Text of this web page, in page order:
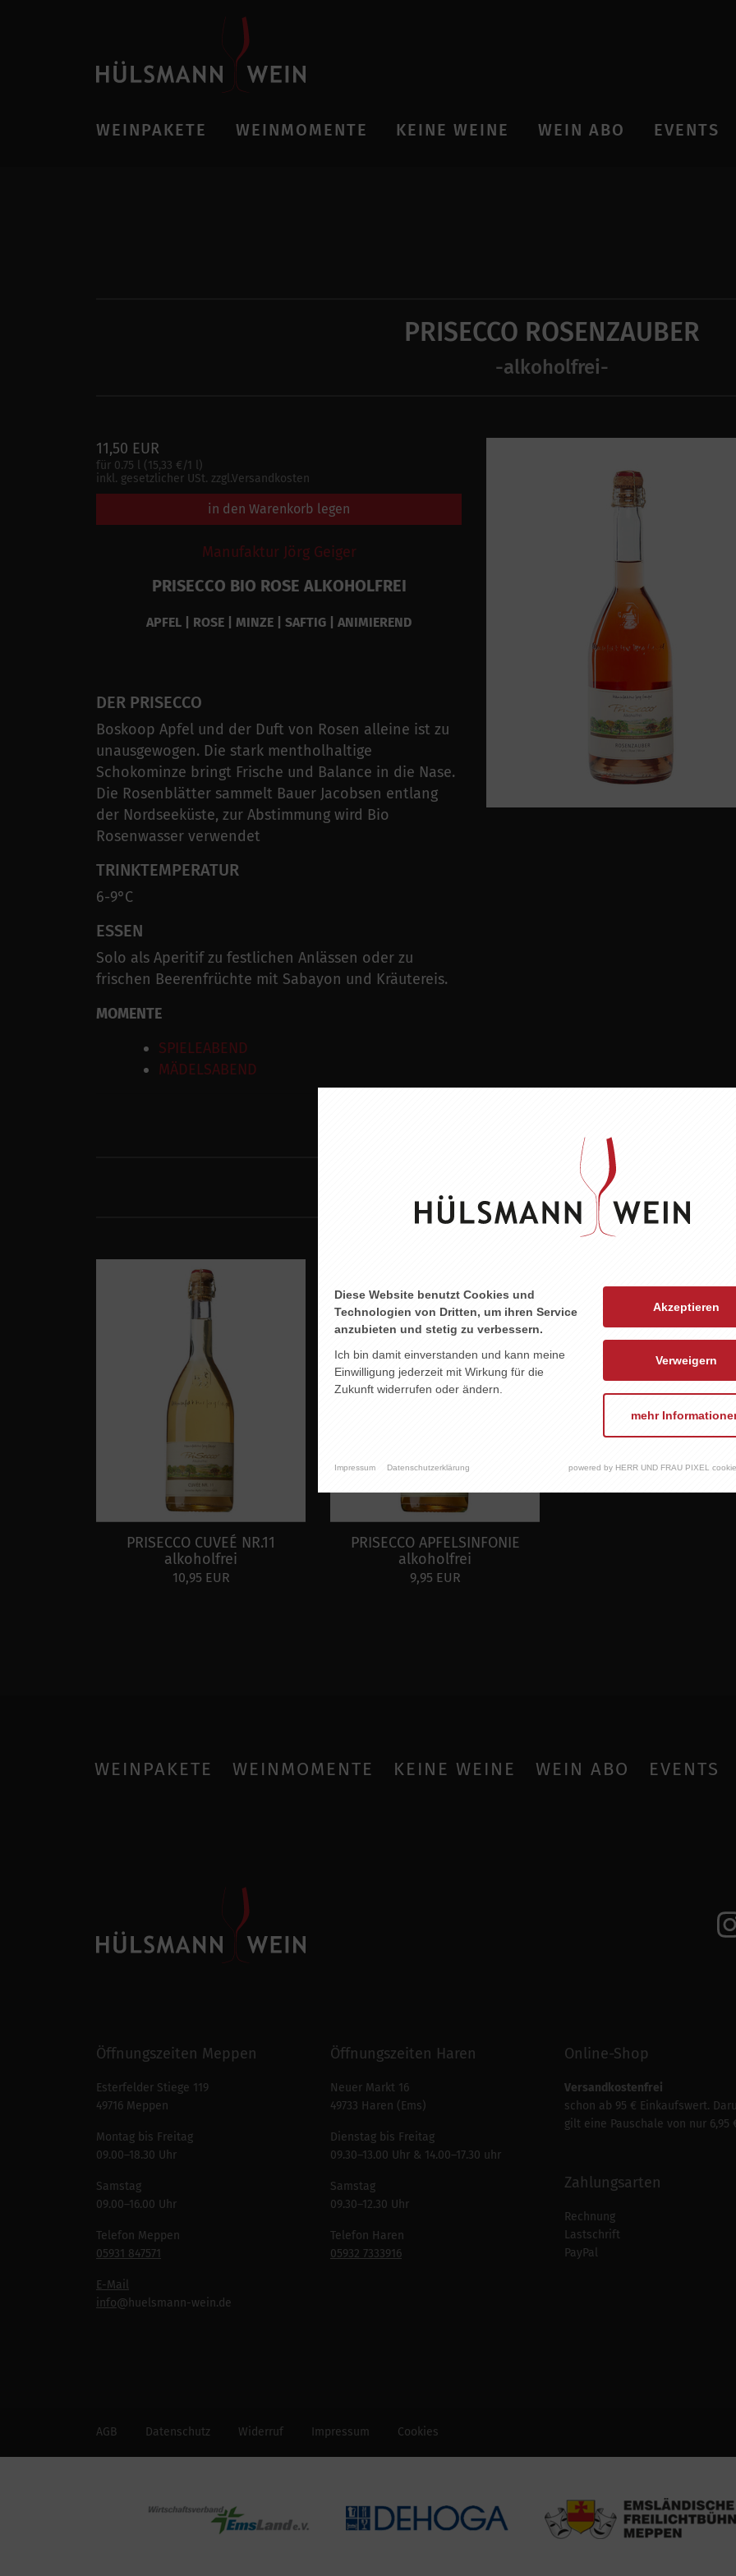
WEINPAKETE WEINMOMENTE KEINE WEINE WEIN ABO EVENTS
PRISECCO ROSENZAUBER
-alkoholfrei-
11,50 EUR
für 0.75 l (15,33 €/1 l)
inkl. gesetzlicher USt. zzgl.Versandkosten
in den Warenkorb legen
Manufaktur Jörg Geiger
PRISECCO BIO ROSE ALKOHOLFREI
APFEL | ROSE | MINZE | SAFTIG | ANIMIEREND
DER PRISECCO
Boskoop Apfel und der Duft von Rosen alleine ist zu
unausgewogen. Die stark mentholhaltige
Schokominze bringt Frische und Balance in die Nase.
Die Rosenblätter sammelt Bauer Jacobsen entlang
der Nordseeküste, zur Abstimmung wird Bio
Rosenwasser verwendet
TRINKTEMPERATUR
6-9°C
ESSEN
Solo als Aperitif zu festlichen Anlässen oder zu
frischen Beerenfrüchte mit Sabayon und Kräutereis.
MOMENTE
SPIELEABEND
MÄDELSABEND
ZU DIESEM PRODUKT PASST ...
PRISECCO CUVEÉ NR.11
alkoholfrei
10,95 EUR
PRISECCO APFELSINFONIE
alkoholfrei
9,95 EUR
WEINPAKETE WEINMOMENTE KEINE WEINE WEIN ABO EVENTS
Öffnungszeiten Meppen
Esterfelder Stiege 119
49716 Meppen
Montag bis Freitag
09.00–18.30 Uhr
Samstag
09.00–16.00 Uhr
Telefon Meppen
05931 847571
E-Mail
info@huelsmann-wein.de
Öffnungszeiten Haren
Neuer Markt 16
49733 Haren (Ems)
Dienstag bis Freitag
09.30–13.00 Uhr & 14.00–17.30 uhr
Samstag
09.30–12.30 Uhr
Telefon Haren
05932 7333916
Online-Shop
Versandkostenfrei
schon ab 95 € Einkaufswert.
gilt eine Pauschale von nur 6,95
Zahlungsarten
Rechnung
Lastschrift
PayPal
AGB Datenschutz Widerruf Impressum Cookies
Diese Website benutzt Cookies und
Technologien von Dritten, um ihren Service
anzubieten und stetig zu verbessern.
Ich bin damit einverstanden und kann meine
Einwilligung jederzeit mit Wirkung für die
Zukunft widerrufen oder ändern.
Akzeptieren
Verweigern
mehr
Impressum Datenschutzerklärung powered by HERR UND FRAU PIXEL